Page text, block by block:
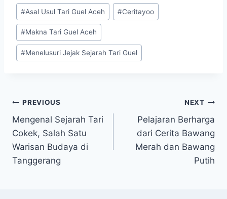
Post
Tags:
#Asal Usul Tari Guel Aceh #Ceritayoo
#Makna Tari Guel Aceh
#Menelusuri Jejak Sejarah Tari Guel
Navigasi
pos
PREVIOUS
Mengenal Sejarah Tari
Cokek, Salah Satu
Warisan Budaya di
Tanggerang
NEXT
Pelajaran Berharga
dari Cerita Bawang
Merah dan Bawang
Putih